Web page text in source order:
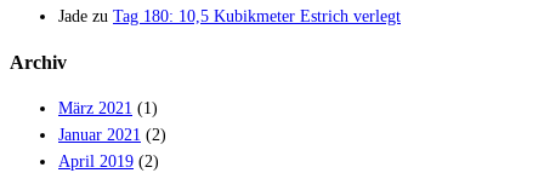
Jade zu Tag 180: 10,5 Kubikmeter Estrich verlegt
Archiv
März 2021 (1)
Januar 2021 (2)
April 2019 (2)